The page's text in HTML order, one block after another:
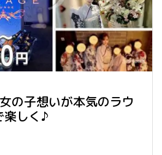
の子想いが本気のラウ
しく♪